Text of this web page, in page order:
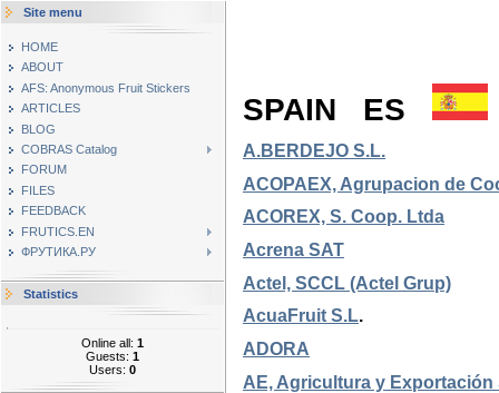
Site menu
HOME
ABOUT
AFS: Anonymous Fruit Stickers
ARTICLES
BLOG
COBRAS Catalog
FORUM
FILES
FEEDBACK
FRUTICS.EN
ФРУТИКА.РУ
Statistics
Online all: 1
Guests: 1
Users: 0
SPAIN ES
A.BERDEJO S.L.
ACOPAEX, Agrupacion de
ACOREX, S. Coop. Ltda
Acrena SAT
Actel, SCCL (Actel Grup)
AcuaFruit S.L.
ADORA
AE, Agricultura y Exportación